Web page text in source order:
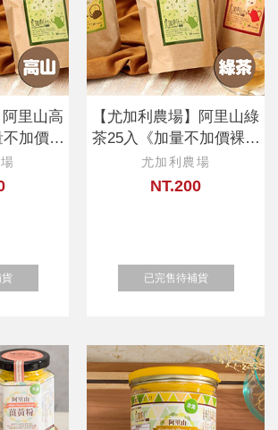
阿里山高
加價裸
【尤加利農場】阿里山綠
茶25入《加量不加價裸包
分享包》
尤加利農場
NT.200
已完售待補貨